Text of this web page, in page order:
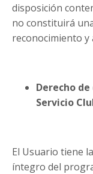
disposición
no constituirá
reconocimiento
Derecho
Servicio
El Usuario tiene
íntegro del